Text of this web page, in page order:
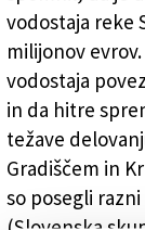
vodostaja reke
milijonov
vodostaja
in da hitre
težave
Gradiščem in
so posegli